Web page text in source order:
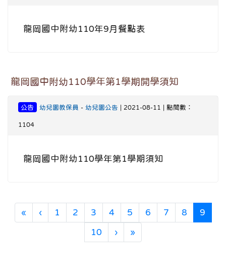
龍岡國中附幼110年9月餐點表
龍岡國中附幼110學年第1學期開學須知
公告 幼兒園教保員 - 幼兒園公告 | 2021-08-11 | 點閱數：
1104
龍岡國中附幼110學年第1學期須知
«第一頁
‹上一頁
1 2 3 4 5 6 7 8 9(目
10 ›下一頁
»最後頁